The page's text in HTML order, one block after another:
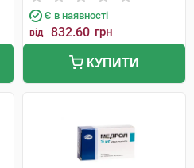
Є в наявності
від 832.60 грн
КУПИТИ